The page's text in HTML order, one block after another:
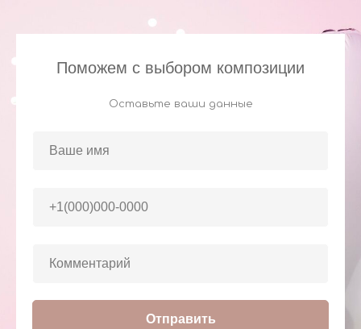
Поможем с выбором композиции
Оставьте ваши данные
Отправить